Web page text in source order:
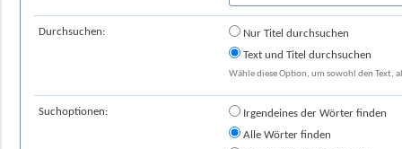
Durchsuchen:
Nur Titel durchsuchen
Text und Titel durchsuchen
Wähle diese Option, um sowohl den Text,
Suchoptionen:
Irgendeines der Wörter finden
Alle Wörter finden